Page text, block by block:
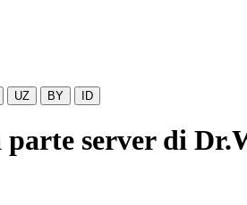
UZ BY ID
server di